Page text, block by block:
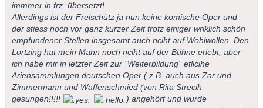
immmer in frz. übersetzt!
Allerdings ist der Freischütz ja nun keine komische Oper und
der stiess noch vor ganz kurzer Zeit trotz einiger wriklich schön
empfundener Stellen insgesamt auch nciht auf Wohlwollen. Den
Lortzing hat mein Mann noch nciht auf der Bühne erlebt, aber
ich habe mir in letzter Zeit zur "Weiterbildung" etlicihe
Ariensammlungen deutschen Oper ( z.B. auch aus Zar und
Zimmermann und Waffenschmied (von Rita Strecih
gesungen!!!!!
) angehört und wurde